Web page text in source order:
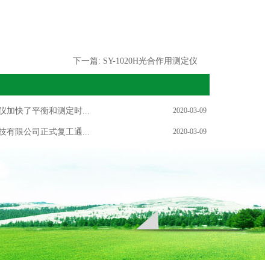
下一篇: SY-1020H光合作用测定仪
2020-03-09
加快了平衡和测定时...
2020-03-09
有限公司正式复工通...